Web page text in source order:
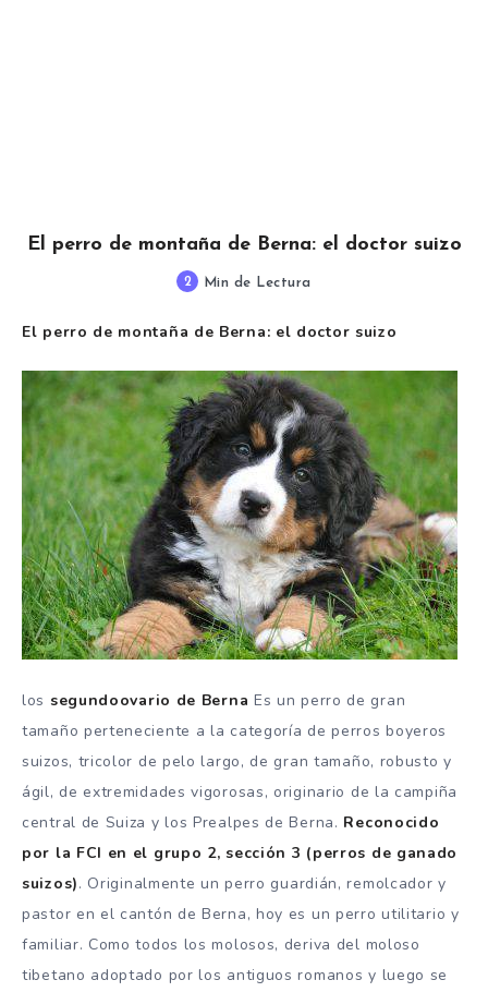
El perro de montaña de Berna: el doctor suizo
2 Min de Lectura
El perro de montaña de Berna: el doctor suizo
los segundoovario de Berna Es un perro de gran
tamaño perteneciente a la categoría de perros boyeros
suizos, tricolor de pelo largo, de gran tamaño, robusto y
ágil, de extremidades vigorosas, originario de la campiña
central de Suiza y los Prealpes de Berna. Reconocido
por la FCI en el grupo 2, sección 3 (perros de ganado
suizos). Originalmente un perro guardián, remolcador y
pastor en el cantón de Berna, hoy es un perro utilitario y
familiar. Como todos los molosos, deriva del moloso
tibetano adoptado por los antiguos romanos y luego se